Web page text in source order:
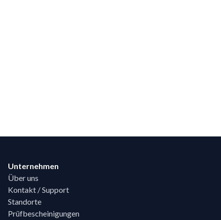
Unternehmen
Über uns
Kontakt / Support
Standorte
Prüfbescheinigungen